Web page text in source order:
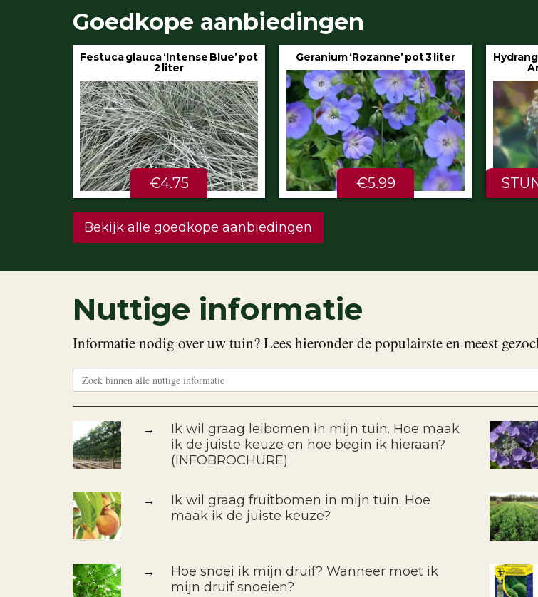
Goedkope aanbiedingen
Geranium ‘Rozanne’ pot 3 liter
€5.99
Hydrangea ‘Incrediball’ of ‘Strong
Annabelle’ pot 3 liter
STUNT €9.50 ipv €11.99
Bekijk alle goedkope aanbiedingen
Nuttige informatie
Informatie nodig over uw tuin? Lees hieronder de populairste en meest
→
Ik wil graag leibomen in mijn tuin. Hoe maak
ik de juiste keuze en hoe begin ik hieraan?
(INFOBROCHURE)
→
Ik wil graag fruitbomen in mijn tuin. Hoe
maak ik de juiste keuze?
→
Hoe snoei ik mijn druif? Wanneer moet ik
mijn druif snoeien?